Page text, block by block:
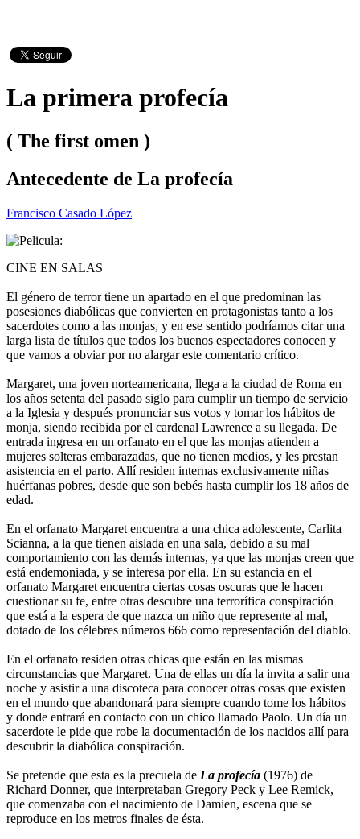
La primera profecía
( The first omen )
Antecedente de La profecía
Francisco Casado López
CINE EN SALAS
El género de terror tiene un apartado en el que predominan las
posesiones diabólicas que convierten en protagonistas tanto a los
sacerdotes como a las monjas, y en ese sentido podríamos citar una
larga lista de títulos que todos los buenos espectadores conocen y
que vamos a obviar por no alargar este comentario crítico.
Margaret, una joven norteamericana, llega a la ciudad de Roma en
los años setenta del pasado siglo para cumplir un tiempo de servicio
a la Iglesia y después pronunciar sus votos y tomar los hábitos de
monja, siendo recibida por el cardenal Lawrence a su llegada. De
entrada ingresa en un orfanato en el que las monjas atienden a
mujeres solteras embarazadas, que no tienen medios, y les prestan
asistencia en el parto. Allí residen internas exclusivamente niñas
huérfanas pobres, desde que son bebés hasta cumplir los 18 años de
edad.
En el orfanato Margaret encuentra a una chica adolescente, Carlita
Scianna, a la que tienen aislada en una sala, debido a su mal
comportamiento con las demás internas, ya que las monjas creen que
está endemoniada, y se interesa por ella. En su estancia en el
orfanato Margaret encuentra ciertas cosas oscuras que le hacen
cuestionar su fe, entre otras descubre una terrorífica conspiración
que está a la espera de que nazca un niño que represente al mal,
dotado de los célebres números 666 como representación del diablo.
En el orfanato residen otras chicas que están en las mismas
circunstancias que Margaret. Una de ellas un día la invita a salir una
noche y asistir a una discoteca para conocer otras cosas que existen
en el mundo que abandonará para siempre cuando tome los hábitos
y donde entrará en contacto con un chico llamado Paolo. Un día un
sacerdote le pide que robe la documentación de los nacidos allí para
descubrir la diabólica conspiración.
Se pretende que esta es la precuela de La profecía (1976) de
Richard Donner, que interpretaban Gregory Peck y Lee Remick,
que comenzaba con el nacimiento de Damien, escena que se
reproduce en los metros finales de ésta.